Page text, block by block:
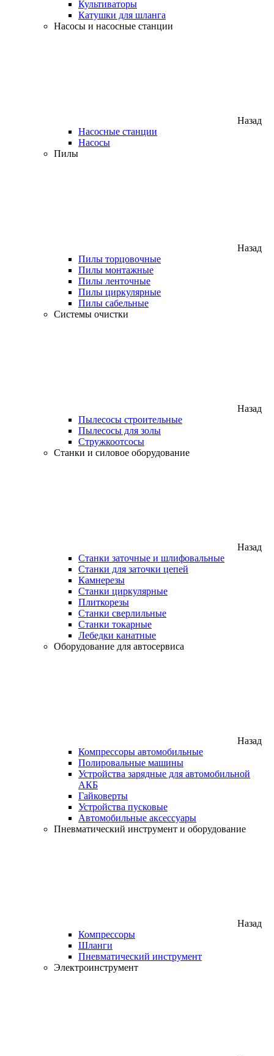
Культиваторы
Катушки для шланга
Насосы и насосные станции
Назад
Насосные станции
Насосы
Пилы
Назад
Пилы торцовочные
Пилы монтажные
Пилы ленточные
Пилы циркулярные
Пилы сабельные
Системы очистки
Назад
Пылесосы строительные
Пылесосы для золы
Стружкоотсосы
Станки и силовое оборудование
Назад
Станки заточные и шлифовальные
Станки для заточки цепей
Камнерезы
Станки циркулярные
Плиткорезы
Станки сверлильные
Станки токарные
Лебедки канатные
Оборудование для автосервиса
Назад
Компрессоры автомобильные
Полировальные машины
Устройства зарядные для автомобильной
АКБ
Гайковерты
Устройства пусковые
Автомобильные аксессуары
Пневматический инструмент и оборудование
Назад
Компрессоры
Шланги
Пневматический инструмент
Электроинструмент